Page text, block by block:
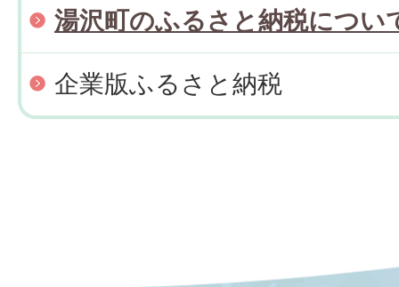
湯沢町のふるさと納税につい
企業版ふるさと納税